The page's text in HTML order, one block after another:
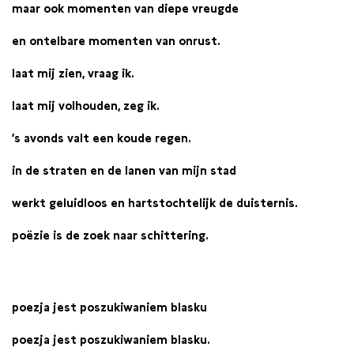
maar ook momenten van diepe vreugde
en ontelbare momenten van onrust.
laat mij zien, vraag ik.
laat mij volhouden, zeg ik.
’s avonds valt een koude regen.
in de straten en de lanen van mijn stad
werkt geluidloos en hartstochtelijk de duisternis.
poëzie is de zoek naar schittering.
poezja jest poszukiwaniem blasku
poezja jest poszukiwaniem blasku.